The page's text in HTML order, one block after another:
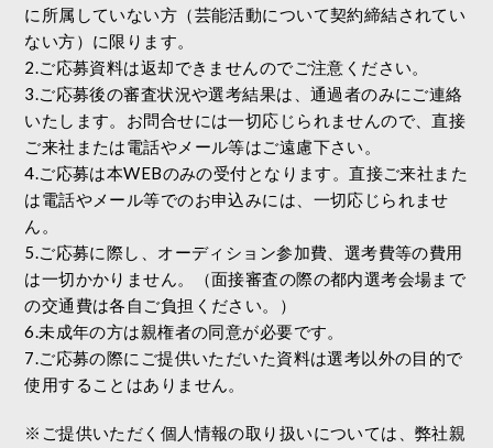
に所属していない方（芸能活動について契約締結されてい
ない方）に限ります。
2.ご応募資料は返却できませんのでご注意ください。
3.ご応募後の審査状況や選考結果は、通過者のみにご連絡
いたします。お問合せには一切応じられませんので、直接
ご来社または電話やメール等はご遠慮下さい。
4.ご応募は本WEBのみの受付となります。直接ご来社また
は電話やメール等でのお申込みには、一切応じられませ
ん。
5.ご応募に際し、オーディション参加費、選考費等の費用
は一切かかりません。（面接審査の際の都内選考会場まで
の交通費は各自ご負担ください。）
6.未成年の方は親権者の同意が必要です。
7.ご応募の際にご提供いただいた資料は選考以外の目的で
使用することはありません。
※ご提供いただく個人情報の取り扱いについては、弊社親